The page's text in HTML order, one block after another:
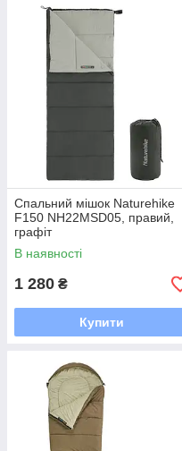
Спальний мішок Naturehike
F150 NH22MSD05, правий,
графіт
В наявності
1 280 ₴
Купити